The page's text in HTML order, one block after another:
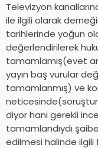
Televizyon
ile ilgili olarak
tarihlerinde yoğun
değerlendirilerek
tamamlamış(evet
yayın baş vurular
tamamlanmış) ve
diyor hani gerekli
tamamlandıydı
edilmesi halinde